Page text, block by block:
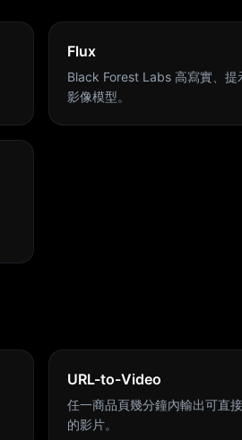
Flux
Black Forest Labs 高寫實、提
影像模型。
URL-to-Video
任一商品頁幾分鐘內輸出可直
的影片。